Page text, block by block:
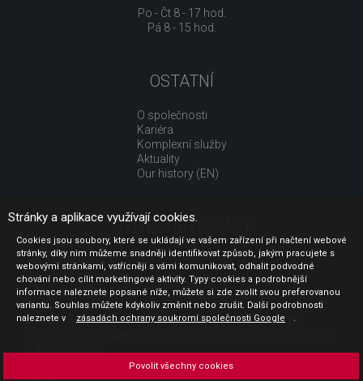
Po - Čt 8 - 17 hod.
Pá 8 - 15 hod.
OSTATNÍ
O společnosti
Kariéra
Komplexní služby
Aktuality
Our history (EN)
UŽITEČNÉ ODKAZY
Jak nakupovat
Obchodní podmínky
GDPR - ochrana osobních údajů
Profil zadavatele
Sdělení před uzavřením kupní smlouvy pro spotřebitele
Platba
Stránky a aplikace využívají cookies.
Cookies jsou soubory, které se ukládají ve vašem zařízení při načtení webové
stránky, díky nim můžeme snadněji identifikovat způsob, jakým pracujete s
webovými stránkami, vstřícněji s vámi komunikovat, odhalit podvodné
chování nebo cílit marketingové aktivity. Typy cookies a podrobnější
informace naleznete popsané níže, můžete si zde zvolit svou preferovanou
variantu. Souhlas můžete kdykoliv změnit nebo zrušit. Další podrobnosti
naleznete v
zásadách ochrany soukromí společnosti Google .
Povolit všechny cookies